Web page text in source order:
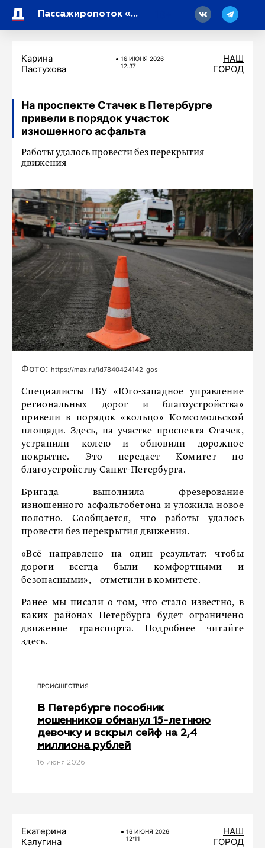
Пассажиропоток «Сапсанов» превысил два миллиона человек
Карина
Пастухова
16 ИЮНЯ 2026
12:37
НАШ
ГОРОД
На проспекте Стачек в Петербурге
привели в порядок участок
изношенного асфальта
Работы удалось провести без перекрытия
движения
Фото: https://max.ru/id7840424142_gos
Специалисты ГБУ «Юго-западное управление
региональных дорог и благоустройства»
привели в порядок «кольцо» Комсомольской
площади. Здесь, на участке проспекта Стачек,
устранили колею и обновили дорожное
покрытие. Это передает Комитет по
благоустройству Санкт-Петербурга.
Бригада выполнила фрезерование
изношенного асфальтобетона и уложила новое
полотно. Сообщается, что работы удалось
провести без перекрытия движения.
«Всё направлено на один результат: чтобы
дороги всегда были комфортными и
безопасными», – отметили в комитете.
Ранее мы писали о том, что стало известно, в
каких районах Петербурга будет ограничено
движение транспорта. Подробнее читайте
здесь.
ПРОИСШЕСТВИЯ
В Петербурге пособник
мошенников обманул 15-летнюю
девочку и вскрыл сейф на 2,4
миллиона рублей
16 июня 2026
Екатерина
Калугина
16 ИЮНЯ 2026
12:11
НАШ
ГОРОД